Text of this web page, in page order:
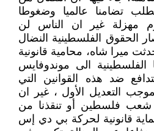
تضامنا عالميا وضغوطا
مهزلة غير ان الناس لن
الحقوق الفلسطينية النضال
ميرا شاه، محامية قانونية
الفلسطينية الى موندوفايس
ضد هذه القوانين التي
التعديل الأول ، غير ان
فلسطين أو تنقذنا من
قانونية لحركة بي دي إس